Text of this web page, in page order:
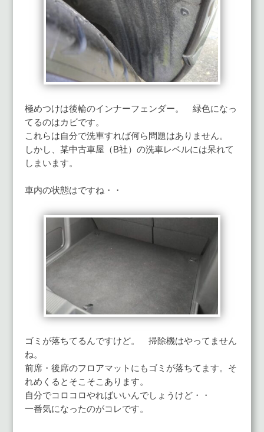
極めつけは後輪のインナーフェンダー。 緑色になっ
てるのはカビです。
これらは自分で洗車すれば何ら問題はありません。
しかし、某中古車屋（B社）の洗車レベルには呆れて
しまいます。
車内の状態はですね・・
ゴミが落ちてるんですけど。 掃除機はやってません
ね。
前席・後席のフロアマットにもゴミが落ちてます。そ
れめくるとそこそこあります。
自分でコロコロやればいいんでしょうけど・・
一番気になったのがコレです。